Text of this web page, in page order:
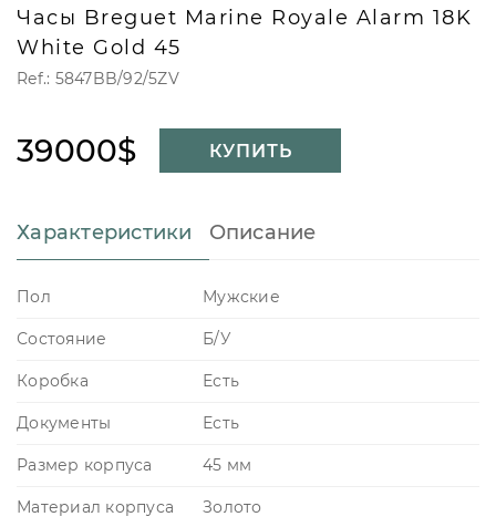
Часы Breguet Marine Royale Alarm 18K
White Gold 45
Ref.: 5847BB/92/5ZV
39000$ КУПИТЬ
Характеристики Описание
Пол Мужские
Состояние Б/У
Коробка Есть
Документы Есть
Размер корпуса 45 мм
Материал корпуса Золото